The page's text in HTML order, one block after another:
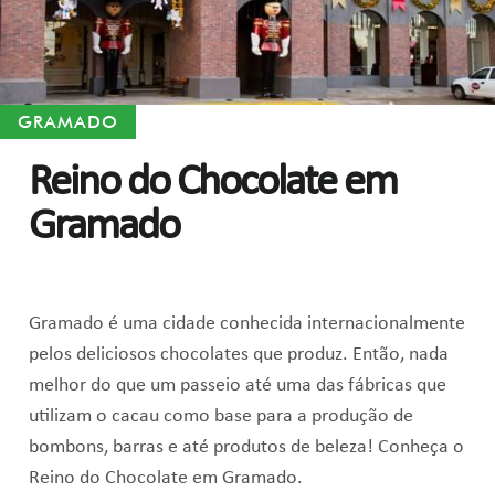
GRAMADO
Reino do Chocolate em
Gramado
Gramado é uma cidade conhecida internacionalmente
pelos deliciosos chocolates que produz. Então, nada
melhor do que um passeio até uma das fábricas que
utilizam o cacau como base para a produção de
bombons, barras e até produtos de beleza! Conheça o
Reino do Chocolate em Gramado.